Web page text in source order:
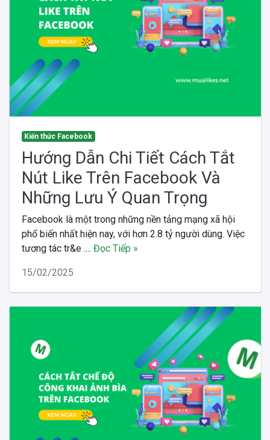
Kiến thức Facebook
Hướng Dẫn Chi Tiết Cách Tắt
Nút Like Trên Facebook Và
Những Lưu Ý Quan Trọng
Facebook là một trong những nền tảng mạng xã hội
phổ biến nhất hiện nay, với hơn 2.8 tỷ người dùng. Việc
tương tác tr&e .... Đọc Tiếp »
15/02/2025